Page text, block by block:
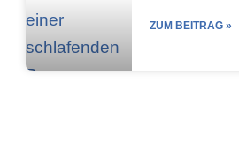
ZUM BEITRAG »